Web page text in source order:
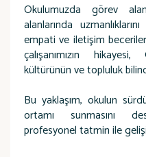
Okulumuzda görev
alanlarında
empati ve iletişim
çalışanımızın
kültürünün ve topluluk
Bu yaklaşım, okulun
ortamı sunmasını
profesyonel tatmin ile